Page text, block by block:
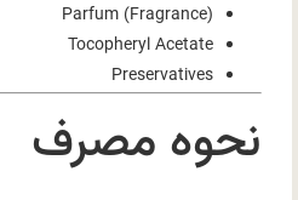
Parfum (Fragrance)
Tocopheryl Acetate
Preservatives
نحوه مصرف